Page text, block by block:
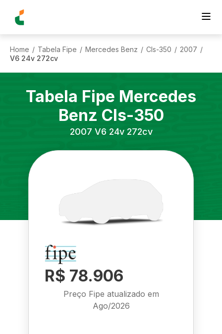
Home / Tabela Fipe / Mercedes Benz / Cls-350 / 2007 /
V6 24v 272cv
Tabela Fipe Mercedes
Benz Cls-350
2007 V6 24v 272cv
R$ 78.906
Preço Fipe atualizado em
Ago/2026